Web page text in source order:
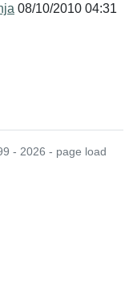
08/10/2010 04:31
- 2026 - page load